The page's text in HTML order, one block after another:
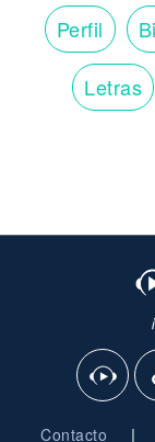
Perfil
Letras
Contacto |